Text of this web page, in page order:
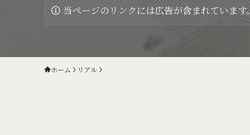
当ページのリンクには広告が含まれています。
ホーム リアル